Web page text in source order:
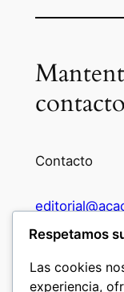
Contacto
Respetamos
Las cookies
experiencia,